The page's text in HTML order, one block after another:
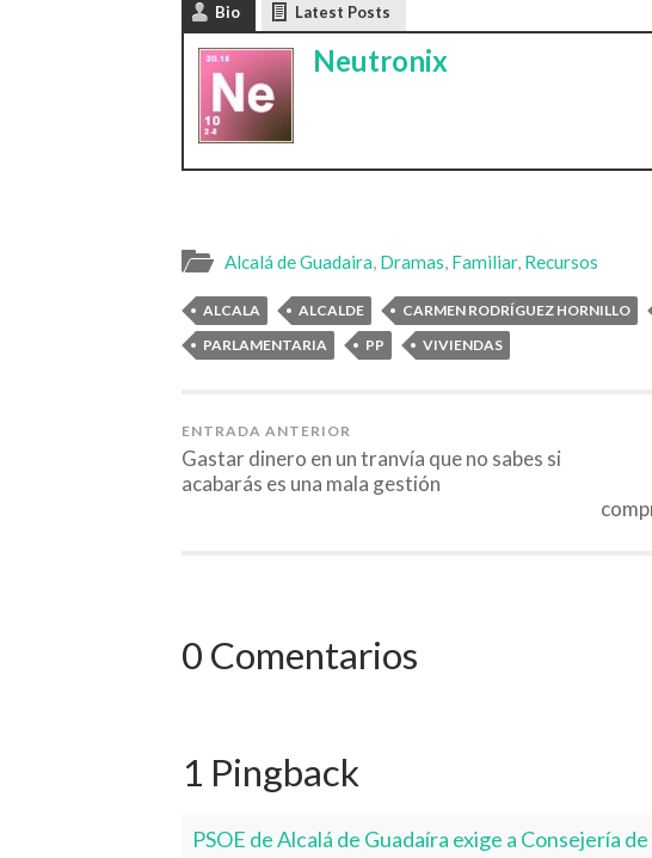
Bio Latest Posts
Neutronix
Alcalá de Guadaira, Dramas, Familiar, Recursos
ALCALA ALCALDE CARMEN RODRÍGUEZ HORNILLO
PARLAMENTARIA
PP VIVIENDAS
ENTRADA ANTERIOR
Gastar dinero en un tranvía que no sabes si
acabarás es una mala gestión
0 Comentarios
1 Pingback
PSOE de Alcalá de Guadaíra exige a Consejería